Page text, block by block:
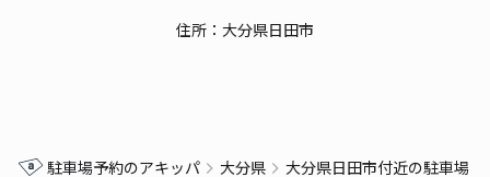
住所：大分県日田市
駐車場予約のアキッパ 大分県 大分県日田市付近の駐車場